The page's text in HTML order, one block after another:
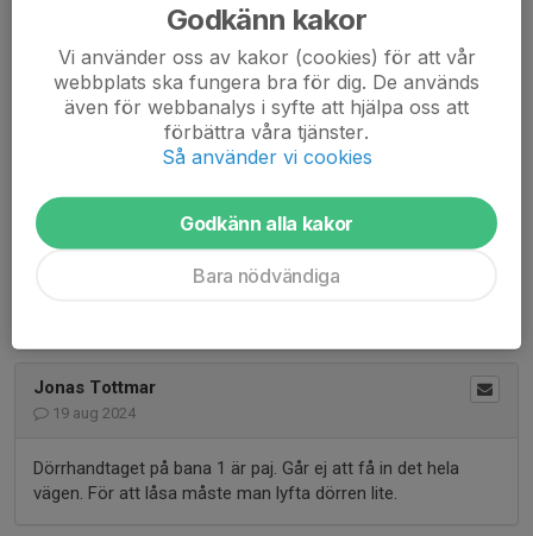
ett nytt hänglås med samma kod.
2) Bollen med nyckeln till bana 2 saknas. Dörren står olåst.
Stellan Brodén
19 aug 2024
Den funkade bra igen kl 17 för flera användare /Michael
Jonas Tottmar
19 aug 2024
Dörrhandtaget på bana 1 är paj. Går ej att få in det hela
vägen. För att låsa måste man lyfta dörren lite.
Godkänn kakor
Vi använder oss av kakor (cookies) för att vår
webbplats ska fungera bra för dig. De används
även för webbanalys i syfte att hjälpa oss att
förbättra våra tjänster.
Så använder vi cookies
Godkänn alla kakor
Bara nödvändiga